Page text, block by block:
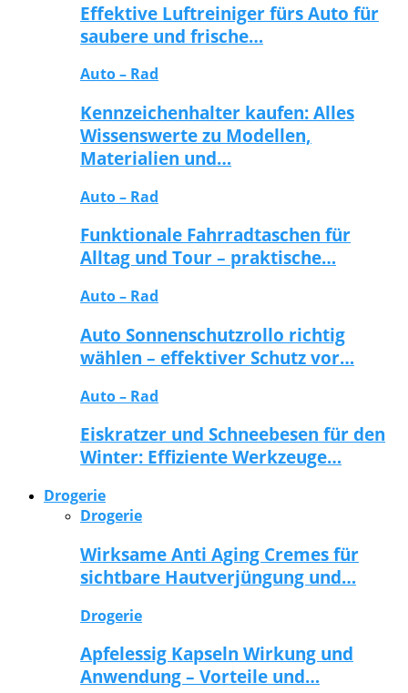
Effektive Luftreiniger fürs Auto für
saubere und frische…
Auto – Rad
Kennzeichenhalter kaufen: Alles
Wissenswerte zu Modellen,
Materialien und…
Auto – Rad
Funktionale Fahrradtaschen für
Alltag und Tour – praktische…
Auto – Rad
Auto Sonnenschutzrollo richtig
wählen – effektiver Schutz vor…
Auto – Rad
Eiskratzer und Schneebesen für den
Winter: Effiziente Werkzeuge…
Drogerie
Drogerie
Wirksame Anti Aging Cremes für
sichtbare Hautverjüngung und…
Drogerie
Apfelessig Kapseln Wirkung und
Anwendung – Vorteile und…